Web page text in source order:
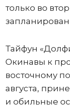
только во
Тайфун
Окинавы к
восточному
августа,
и обильные